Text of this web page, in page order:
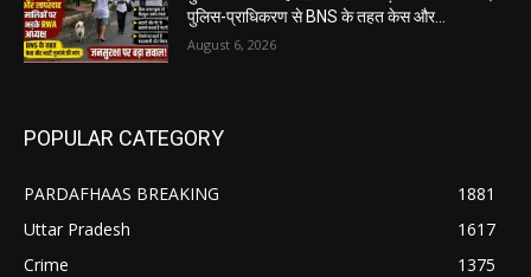
पुलिस-प्राधिकरण से BNS के तहत केस और...
August 6, 2026
POPULAR CATEGORY
PARDAFHAAS BREAKING
1881
Uttar Pradesh
1617
Crime
1375